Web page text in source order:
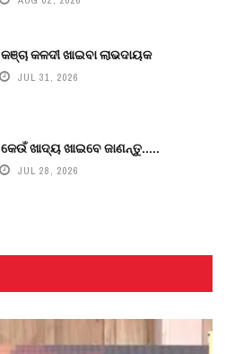
କଳଦୀ ଖାଇବା ଲାଭଦାୟକ
JUL 31, 2026
ଖାଦ୍ୟ ଖାଇବେ ଜାଣନ୍ତୁ.....
JUL 28, 2026